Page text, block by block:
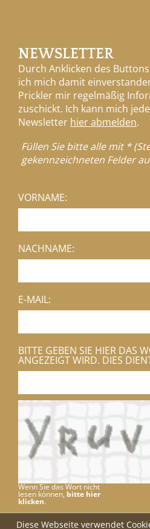
NEWSLETTER
Durch Anklicken des
ich mich damit
Prickler mir regelmäßig
zuschickt. Ich kann mich
Newsletter hier abmelden.
Füllen Sie bitte alle mit *
gekennzeichneten Felder
VORNAME:
NACHNAME:
E-MAIL:
BITTE GEBEN SIE HIER DAS
ANGEZEIGT WIRD. DIES
Wenn Sie das Wort nicht
lesen können, bitte hier
klicken.
Diese Webseite verwendet